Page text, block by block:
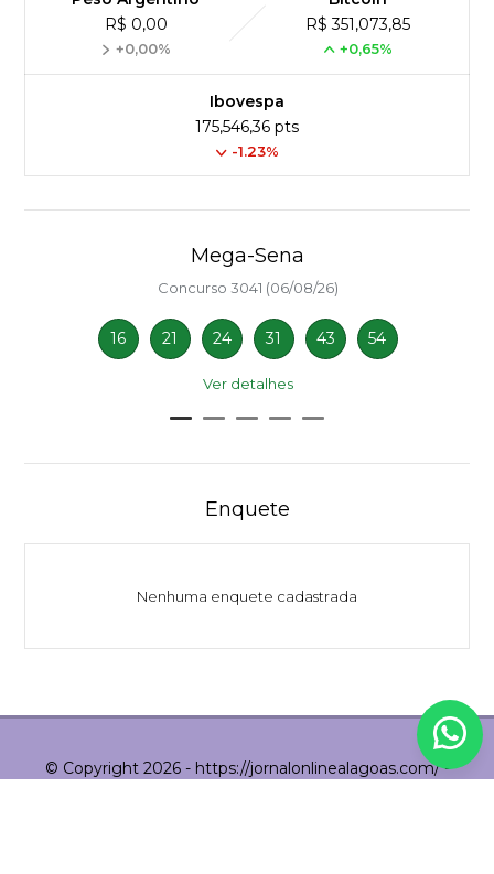
R$ 0,00
+0,00%
R$ 351,073,85
+0,65%
Ibovespa
175,546,36 pts
-1.23%
Mega-Sena
Concurso 3041 (06/08/26)
16 21 24 31 43 54
Ver detalhes
Enquete
Nenhuma enquete cadastrada
© Copyright 2026 - https://jornalonlinealagoas.com/ -